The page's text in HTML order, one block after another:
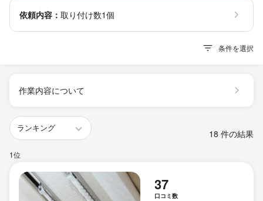
依頼内容： 取り付け数1個
条件を選択
作業内容について
18 件の結果
1位
37
口コミ数